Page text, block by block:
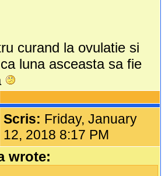
curand la ovulatie si
luna asceasta sa fie
Scris: Friday, January
12, 2018 8:17 PM
wrote: